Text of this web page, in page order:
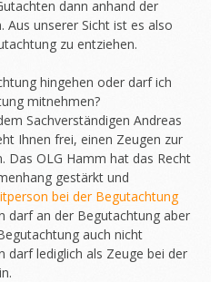
dann anhand der
Aus unserer Sicht ist es also
zu entziehen.
hingehen oder darf ich
mitnehmen?
Sachverständigen Andreas
Ihnen frei, einen Zeugen zur
Das OLG Hamm hat das Recht
gestärkt und
bei der Begutachtung
darf an der Begutachtung aber
auch nicht
darf lediglich als Zeuge bei der